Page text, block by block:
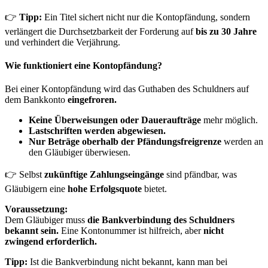
👉 Tipp: Ein Titel sichert nicht nur die Kontopfändung, sondern
verlängert die Durchsetzbarkeit der Forderung aufbis zu 30 Jahre
und verhindert die Verjährung.
Wie funktioniert eine Kontopfändung?
Bei einer Kontopfändung wird das Guthaben des Schuldners auf
dem Bankkonto eingefroren.
Keine Überweisungen oder Daueraufträge mehr möglich.
Lastschriften werden abgewiesen.
Nur Beträge oberhalb der Pfändungsfreigrenze werden an
den Gläubiger überwiesen.
👉 Selbst zukünftige Zahlungseingänge sind pfändbar, was
Gläubigern eine hohe Erfolgsquote bietet.
Voraussetzung:
Dem Gläubiger muss die Bankverbindung des Schuldners
bekannt sein. Eine Kontonummer ist hilfreich, abernicht
zwingend erforderlich.
Tipp: Ist die Bankverbindung nicht bekannt, kann man bei